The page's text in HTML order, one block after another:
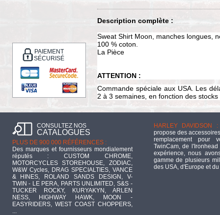
PAIEMENT
SÉCURISÉ
Description complète :
Sweat Shirt Moon, manches longues,
100 % coton.
La Pièce
ATTENTION :
Commande spéciale aux USA. Les
2 à 3 semaines, en fonction des
CONSULTEZ NOS
CATALOGUES
PLUS DE 900 000 RÉFÉRENCES :
Des marques et fournisseurs mondialement
réputés : CUSTOM CHROME,
MOTORCYCLES STOREHOUSE, ZODIAC,
W&W Cycles, DRAG SPECIALTIES, VANCE
& HINES, ROLAND SANDS DESIGN, V-
TWIN - LE PERA, PARTS UNLIMITED, S&S -
TUCKER ROCKY, KURYAKYN, ARLEN
NESS, HIGHWAY HAWK, MOON -
EASYRIDERS, WEST COAST CHOPPERS,
...
HARLEY DAVIDSON :
propose des
remplacement pour
TwinCam, de
expérience, nous
gamme de plusieurs
des USA, d'Europe et